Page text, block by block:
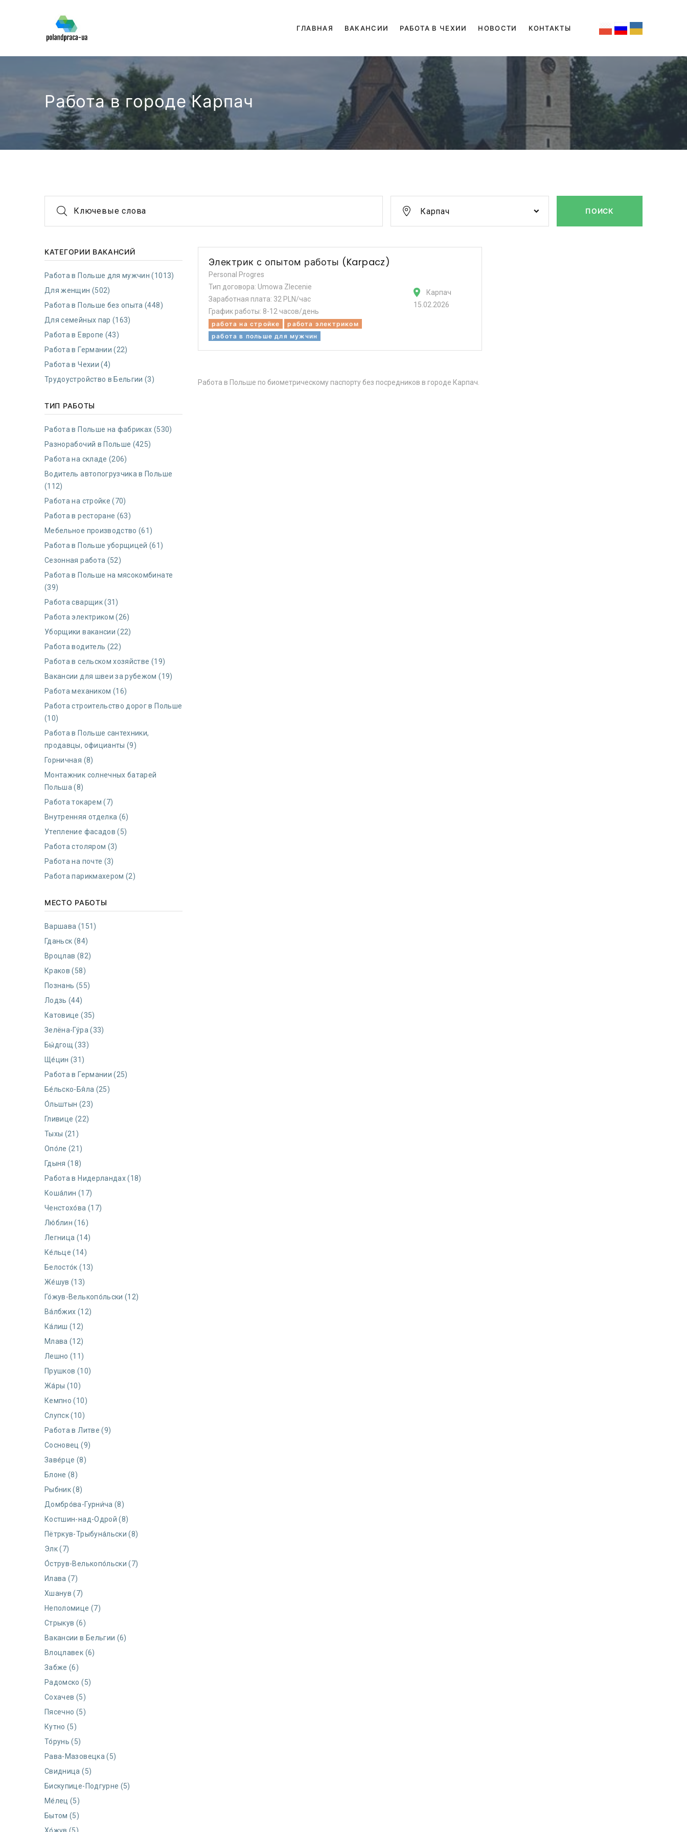
ГЛАВНАЯ ВАКАНСИИ РАБОТА В ЧЕХИИ НОВОСТИ КОНТАКТЫ
Работа в городе Карпач
Ключевые слова Карпач ПОИСК
Электрик с опытом работы (Karpacz)
Personal Progres
Тип договора: Umowa Zlecenie
Заработная плата: 32 PLN/час
График работы: 8-12 часов/день
работа на стройке
работа электриком
работа в польше для мужчин
Карпач
15.02.2026
Работа в Польше по биометрическому паспорту без посредников в городе Карпач.
КАТЕГОРИИ ВАКАНСИЙ
Работа в Польше для мужчин (1013)
Для женщин (502)
Работа в Польше без опыта (448)
Для семейных пар (163)
Работа в Европе (43)
Работа в Германии (22)
Работа в Чехии (4)
Трудоустройство в Бельгии (3)
ТИП РАБОТЫ
Работа в Польше на фабриках (530)
Разнорабочий в Польше (425)
Работа на складе (206)
Водитель автопогрузчика в Польше
(112)
Работа на стройке (70)
Работа в ресторане (63)
Мебельное производство (61)
Работа в Польше уборщицей (61)
Сезонная работа (52)
Работа в Польше на мясокомбинате
(39)
Работа сварщик (31)
Работа электриком (26)
Уборщики вакансии (22)
Работа водитель (22)
Работа в сельском хозяйстве (19)
Вакансии для швеи за рубежом (19)
Работа механиком (16)
Работа строительство дорог в Польше
(10)
Работа в Польше сантехники,
продавцы, официанты (9)
Горничная (8)
Монтажник солнечных батарей
Польша (8)
Работа токарем (7)
Внутренняя отделка (6)
Утепление фасадов (5)
Работа столяром (3)
Работа на почте (3)
Работа парикмахером (2)
МЕСТО РАБОТЫ
Варшава (151)
Гданьск (84)
Вроцлав (82)
Краков (58)
Познань (55)
Лодзь (44)
Катовице (35)
Зелёна-Гу́ра (33)
Бы́дгощ (33)
Ще́цин (31)
Работа в Германии (25)
Бе́льско-Бя́ла (25)
О́льштын (23)
Гливице (22)
Тыхы (21)
Опо́ле (21)
Гдыня (18)
Работа в Нидерландах (18)
Коша́лин (17)
Ченстохо́ва (17)
Лю́блин (16)
Легница (14)
Ке́льце (14)
Белосто́к (13)
Же́шув (13)
Го́жув-Велькопо́льски (12)
Ва́лбжих (12)
Ка́лиш (12)
Млава (12)
Лешно (11)
Прушков (10)
Жа́ры (10)
Кемпно (10)
Слупск (10)
Работа в Литве (9)
Сосновец (9)
Заве́рце (8)
Блоне (8)
Рыбник (8)
Домбро́ва-Гурни́ча (8)
Костшин-над-Одрой (8)
Пётркув-Трыбуна́льски (8)
Элк (7)
О́струв-Велькопо́льски (7)
Илава (7)
Хшанув (7)
Неполомице (7)
Стрыкув (6)
Вакансии в Бельгии (6)
Влоцлавек (6)
Забже (6)
Радомско (5)
Сохачев (5)
Пясечно (5)
Кутно (5)
То́рунь (5)
Рава-Мазовецка (5)
Свидница (5)
Бискупице-Подгурне (5)
Ме́лец (5)
Бытом (5)